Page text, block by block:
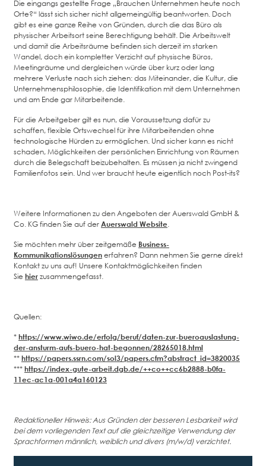
Die eingangs gestellte Frage „Brauchen Unternehmen heute noch
Orte?“ lässt sich sicher nicht allgemeingültig beantworten. Doch
gibt es eine ganze Reihe von Gründen, durch die das Büro als
physischer Arbeitsort seine Berechtigung behält. Die Arbeitswelt
und damit die Arbeitsräume befinden sich derzeit im starken
Wandel, doch ein kompletter Verzicht auf physische Büros,
Meetingräume und dergleichen würde über kurz oder lang
mehrere Verluste nach sich ziehen: das Miteinander, die Kultur, die
Unternehmensphilosophie, die Identifikation mit dem Unternehmen
und am Ende gar Mitarbeitende.
Für die Arbeitgeber gilt es nun, die Voraussetzung dafür zu
schaffen, flexible Ortswechsel für ihre Mitarbeitenden ohne
technologische Hürden zu ermöglichen. Und sicher kann es nicht
schaden, Möglichkeiten der persönlichen Einrichtung von Räumen
durch die Belegschaft beizubehalten. Es müssen ja nicht zwingend
Familienfotos sein. Und wer braucht heute eigentlich noch Post-its?
Weitere Informationen zu den Angeboten der Auerswald GmbH &
Co. KG finden Sie auf derAuerswald Website.
Sie möchten mehr über zeitgemäße Business-
Kommunikationslösungenerfahren? Dann nehmen Sie gerne direkt
Kontakt zu uns auf! Unsere Kontaktmöglichkeiten finden
Sie hierzusammengefasst.
Quellen:
*https://www.wiwo.de/erfolg/beruf/daten-zur-bueroauslastung-
der-ansturm-aufs-buero-hat-begonnen/28265018.html
**https://papers.ssrn.com/sol3/papers.cfm?abstract_id=3820035
***https://index-gute-arbeit.dgb.de/++co++cc6b2888-b0fa-
11ec-ac1a-001a4a160123
Redaktioneller Hinweis: Aus Gründen der besseren Lesbarkeit wird
bei dem vorliegenden Text auf die gleichzeitige Verwendung der
Sprachformen männlich, weiblich und divers (m/w/d) verzichtet.